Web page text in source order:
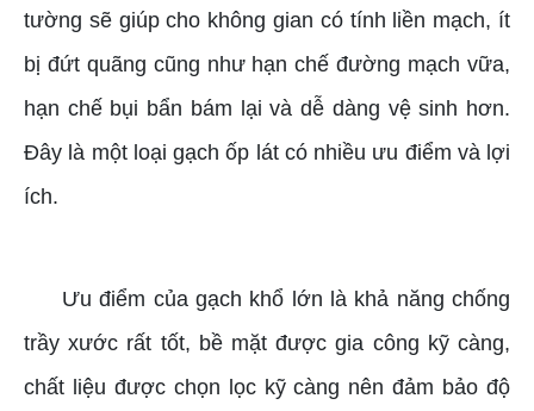
tường sẽ giúp cho không gian có tính liền mạch, ít
bị đứt quãng cũng như hạn chế đường mạch vữa,
hạn chế bụi bẩn bám lại và dễ dàng vệ sinh hơn.
Đây là một loại gạch ốp lát có nhiều ưu điểm và lợi
ích.
Ưu điểm của gạch khổ lớn là khả năng chống
trầy xước rất tốt, bề mặt được gia công kỹ càng,
chất liệu được chọn lọc kỹ càng nên đảm bảo độ